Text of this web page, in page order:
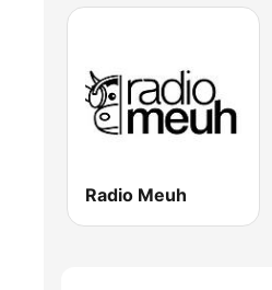
Radio Meuh